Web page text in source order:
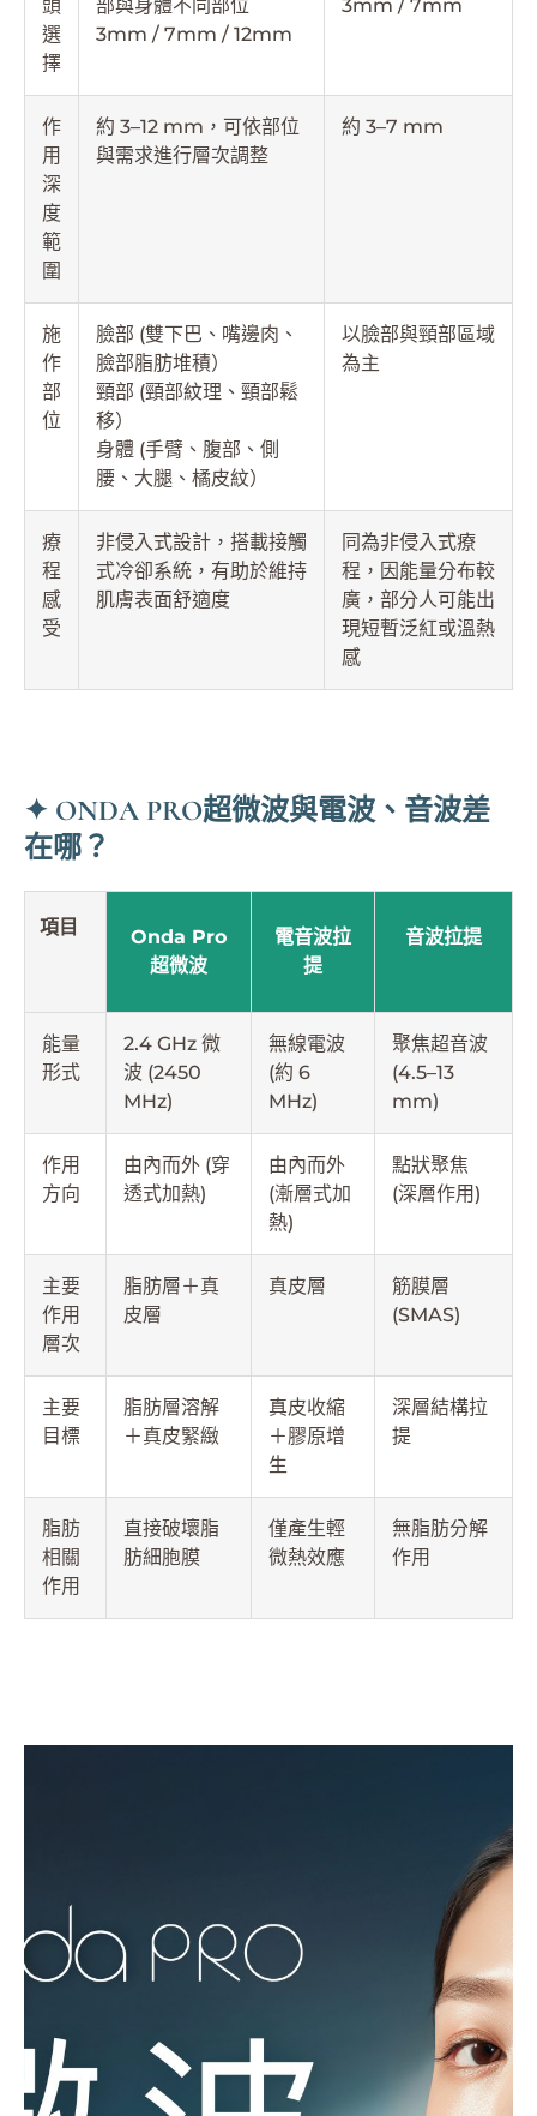
頭
選
擇
部與身體不同部位
3mm / 7mm / 12mm
3mm / 7mm
作
用
深
度
範
圍
約 3–12 mm，可依部位
與需求進行層次調整
約 3–7 mm
施
作
部
位
臉部 (雙下巴、嘴邊肉、
臉部脂肪堆積）
頸部 (頸部紋理、頸部鬆
移）
身體 (手臂、腹部、側
腰、大腿、橘皮紋）
以臉部與頸部區域
為主
療
程
感
受
非侵入式設計，搭載接觸
式冷卻系統，有助於維持
肌膚表面舒適度
同為非侵入式療
程，因能量分布較
廣，部分人可能出
現短暫泛紅或溫熱
感
✦ ONDA PRO超微波與電波、音波差
在哪？
項目
Onda Pro
超微波
電音波拉
提
音波拉提
能量
形式
2.4 GHz 微
波 (2450
MHz)
無線電波
(約 6
MHz)
聚焦超音波
(4.5–13
mm)
作用
方向
由內而外 (穿
透式加熱)
由內而外
(漸層式加
熱)
點狀聚焦
(深層作用)
主要
作用
層次
脂肪層＋真
皮層
真皮層
筋膜層
(SMAS)
主要
目標
脂肪層溶解
＋真皮緊緻
真皮收縮
＋膠原增
生
深層結構拉
提
脂肪
相關
作用
直接破壞脂
肪細胞膜
僅產生輕
微熱效應
無脂肪分解
作用